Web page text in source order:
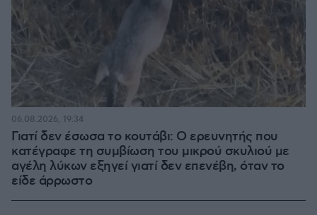
Γιατί δεν έσωσα το κουτάβι: Ο ερευνητής που
κατέγραφε τη συμβίωση του μικρού σκυλιού με
αγέλη λύκων εξηγεί γιατί δεν επενέβη, όταν το
είδε άρρωστο
06.08.2026, 19:34